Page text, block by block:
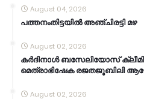
August 04, 2026
പത്തനംതിട്ടയിൽ അഞ്ചിരട്ടി മഴ
August 02, 2026
കര്‍ദിനാള്‍ ബസേലിയോസ്
മെത്രാഭിഷേക രജതജൂബിലി
August 02, 2026